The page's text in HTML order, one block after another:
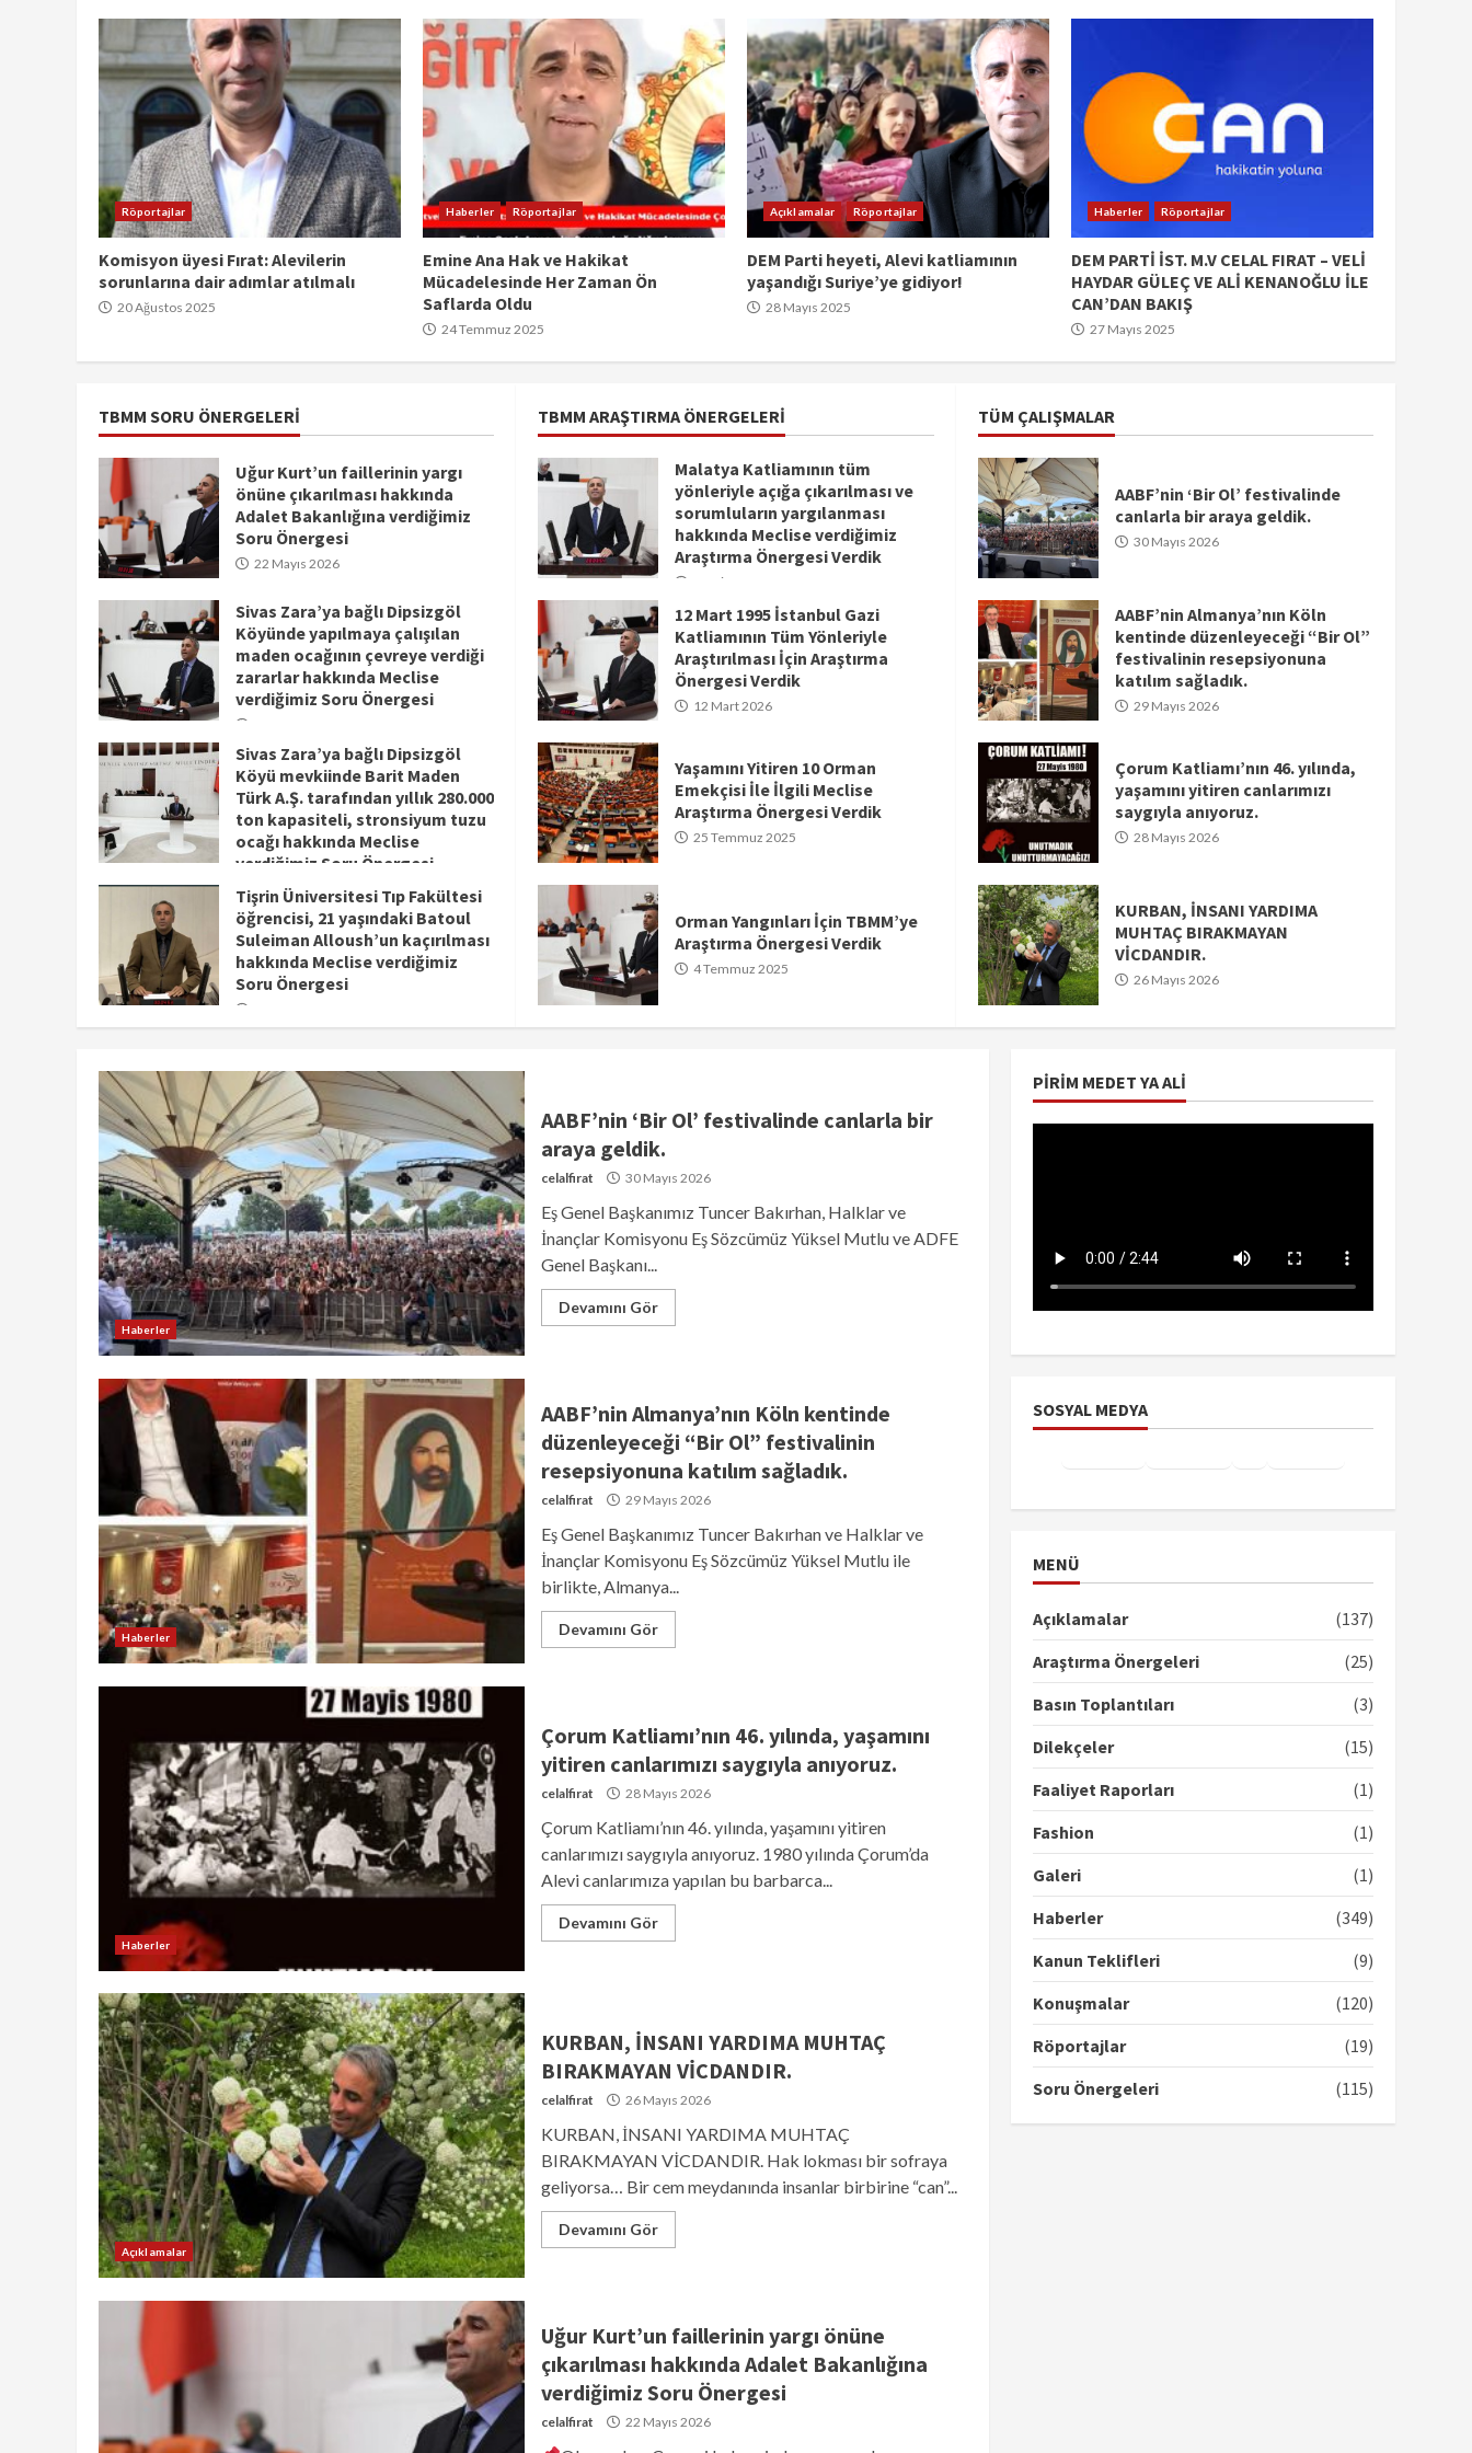
Röportajlar
Komisyon üyesi Fırat: Alevilerin
sorunlarına dair adımlar atılmalı
20 Ağustos 2025
Haberler Röportajlar
Emine Ana Hak ve Hakikat
Mücadelesinde Her Zaman Ön
Saflarda Oldu
24 Temmuz 2025
Açıklamalar Röportajlar
DEM Parti heyeti, Alevi katliamının
yaşandığı Suriye’ye gidiyor!
28 Mayıs 2025
Haberler Röportajlar
DEM PARTİ İST. M.V CELAL FIRAT – VELİ
HAYDAR GÜLEÇ VE ALİ KENANOĞLU İLE
CAN’DAN BAKIŞ
27 Mayıs 2025
TBMM SORU ÖNERGELERİ
Uğur Kurt’un faillerinin yargı
önüne çıkarılması hakkında
Adalet Bakanlığına verdiğimiz
Soru Önergesi
22 Mayıs 2026
Sivas Zara’ya bağlı Dipsizgöl
Köyünde yapılmaya çalışılan
maden ocağının çevreye verdiği
zararlar hakkında Meclise
verdiğimiz Soru Önergesi
Sivas Zara’ya bağlı Dipsizgöl
Köyü mevkiinde Barit Maden
Türk A.Ş. tarafından yıllık 280.000
ton kapasiteli, stronsiyum tuzu
ocağı hakkında Meclise
verdiğimiz Soru Önergesi
20 Mayıs 2026
Tişrin Üniversitesi Tıp Fakültesi
öğrencisi, 21 yaşındaki Batoul
Suleiman Alloush’un kaçırılması
hakkında Meclise verdiğimiz
Soru Önergesi
TBMM ARAŞTIRMA ÖNERGELERI
Malatya Katliamının tüm
yönleriyle açığa çıkarılması ve
sorumluların yargılanması
hakkında Meclise verdiğimiz
Araştırma Önergesi Verdik
20 Nisan 2026
12 Mart 1995 İstanbul Gazi
Katliamının Tüm Yönleriyle
Araştırılması İçin Araştırma
Önergesi Verdik
12 Mart 2026
Yaşamını Yitiren 10 Orman
Emekçisi İle İlgili Meclise
Araştırma Önergesi Verdik
25 Temmuz 2025
Orman Yangınları İçin TBMM’ye
Araştırma Önergesi Verdik
4 Temmuz 2025
TÜM ÇALIŞMALAR
AABF’nin ‘Bir Ol’ festivalinde
canlarla bir araya geldik.
30 Mayıs 2026
AABF’nin Almanya’nın Köln
kentinde düzenleyeceği “Bir Ol”
festivalinin resepsiyonuna
katılım sağladık.
29 Mayıs 2026
Çorum Katliamı’nın 46. yılında,
yaşamını yitiren canlarımızı
saygıyla anıyoruz.
28 Mayıs 2026
KURBAN, İNSANI YARDIMA
MUHTAÇ BIRAKMAYAN
VİCDANDIR.
26 Mayıs 2026
Haberler
AABF’nin ‘Bir Ol’ festivalinde canlarla bir
araya geldik.
celalfirat 30 Mayıs 2026
Eş Genel Başkanımız Tuncer Bakırhan, Halklar ve
İnançlar Komisyonu Eş Sözcümüz Yüksel Mutlu ve ADFE
Genel Başkanı...
Devamını Gör
Haberler
AABF’nin Almanya’nın Köln kentinde
düzenleyeceği “Bir Ol” festivalinin
resepsiyonuna katılım sağladık.
celalfirat 29 Mayıs 2026
Eş Genel Başkanımız Tuncer Bakırhan ve Halklar ve
İnançlar Komisyonu Eş Sözcümüz Yüksel Mutlu ile
birlikte, Almanya...
Devamını Gör
Haberler
Çorum Katliamı’nın 46. yılında, yaşamını
yitiren canlarımızı saygıyla anıyoruz.
celalfirat 28 Mayıs 2026
Çorum Katliamı’nın 46. yılında, yaşamını yitiren
canlarımızı saygıyla anıyoruz. 1980 yılında Çorum’da
Alevi canlarımıza yapılan bu barbarca...
Devamını Gör
Açıklamalar
KURBAN, İNSANI YARDIMA MUHTAÇ
BIRAKMAYAN VİCDANDIR.
celalfirat 26 Mayıs 2026
KURBAN, İNSANI YARDIMA MUHTAÇ
BIRAKMAYAN VİCDANDIR. Hak lokması bir sofraya
geliyorsa… Bir cem meydanında insanlar birbirine “can”...
Devamını Gör
Uğur Kurt’un faillerinin yargı önüne
çıkarılması hakkında Adalet Bakanlığına
verdiğimiz Soru Önergesi
celalfirat 22 Mayıs 2026
PIRIM MEDET YA ALI
SOSYAL MEDYA
MENÜ
Açıklamalar
(137)
Araştırma Önergeleri
(25)
Basın Toplantıları
(3)
Dilekçeler
(15)
Faaliyet Raporları
(1)
Fashion
(1)
Galeri
(1)
Haberler
(349)
Kanun Teklifleri
(9)
Konuşmalar
(120)
Röportajlar
(19)
Soru Önergeleri
(115)